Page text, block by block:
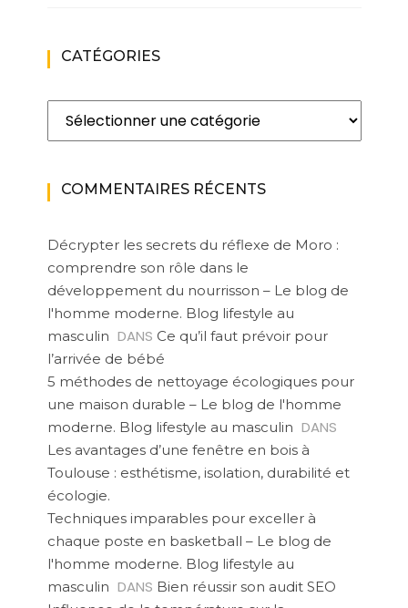
CATÉGORIES
Catégories
COMMENTAIRES RÉCENTS
Décrypter les secrets du réflexe de Moro :
comprendre son rôle dans le
développement du nourrisson – Le blog de
l'homme moderne. Blog lifestyle au
masculin DANS Ce qu’il faut prévoir pour
l’arrivée de bébé
5 méthodes de nettoyage écologiques pour
une maison durable – Le blog de l'homme
moderne. Blog lifestyle au masculin DANS
Les avantages d’une fenêtre en bois à
Toulouse : esthétisme, isolation, durabilité et
écologie.
Techniques imparables pour exceller à
chaque poste en basketball – Le blog de
l'homme moderne. Blog lifestyle au
masculin DANS Bien réussir son audit SEO